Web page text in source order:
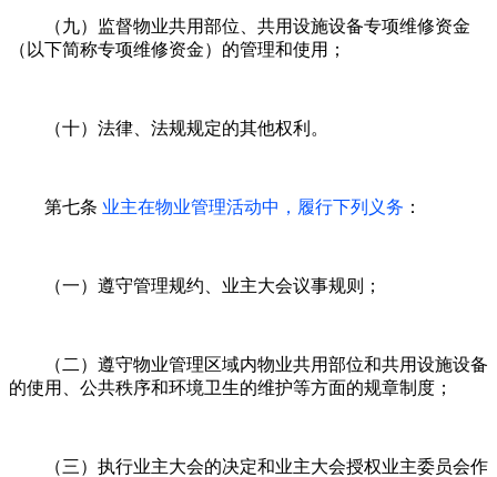
（九）监督物业共用部位、共用设施设备专项维修资金
（以下简称专项维修资金）的管理和使用；
（十）法律、法规规定的其他权利。
第七条 业主在物业管理活动中，履行下列义务 ：
（一）遵守管理规约、业主大会议事规则；
（二）遵守物业管理区域内物业共用部位和共用设施设备
的使用、公共秩序和环境卫生的维护等方面的规章制度；
（三）执行业主大会的决定和业主大会授权业主委员会作